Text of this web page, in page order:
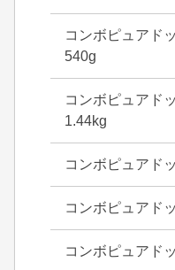
コンボピュアド
540g
コンボピュアド
1.44kg
コンボピュアド
コンボピュアド
コンボピュアド